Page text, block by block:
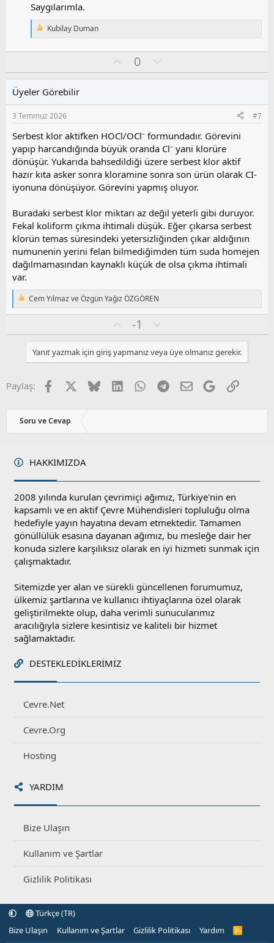
Saygılarımla.
T
p
i
l
e
Kubilay Duman
y
0
l
s
u
z
o
y
l
a
Üyeler Görebilir
3 Temmuz 2026 #7
Serbest klor aktifken HOCl/OCl⁻ formundadır. Görevini
yapıp harcandığında büyük oranda Cl⁻ yani klorüre
dönüşür. Yukarıda bahsedildiği üzere serbest klor aktif
hazır kıta asker sonra kloramine sonra son ürün olarak CI-
iyonuna dönüşüyor. Görevini yapmış oluyor.
Buradaki serbest klor miktarı az değil yeterli gibi duruyor.
Fekal koliform çıkma ihtimali düşük. Eğer çıkarsa serbest
klorün temas süresindeki yetersizliğinden çıkar aldığının
numunenin yerini felan bilmediğimden tüm suda homejen
dağılmamasından kaynaklı küçük de olsa çıkma ihtimali
var.
T
e
Cem YılmazveÖzgün Yağız ÖZGÖREN
O
y
l
a
-1
l
u
m
u
z
o
l
Yanıt yazmak için giriş yapmanız veya üye olmanız gerekir.
Paylaş: Facebook BlueskyLinkedInWhatsApp
Telegram
E-postaGoogleLink
Soru ve Cevap
HAKKIMIZDA
2008 yılında kurulan çevrimiçi ağımız, Türkiye'nin en
kapsamlı ve en aktif Çevre Mühendisleri topluluğu olma
hedefiyle yayın hayatına devam etmektedir. Tamamen
gönüllülük esasına dayanan ağımız, bu mesleğe dair her
konuda sizlere karşılıksız olarak en iyi hizmeti sunmak için
çalışmaktadır.
Sitemizde yer alan ve sürekli güncellenen forumumuz,
ülkemiz şartlarına ve kullanıcı ihtiyaçlarına özel olarak
geliştirilmekte olup, daha verimli sunucularımız
aracılığıyla sizlere kesintisiz ve kaliteli bir hizmet
sağlamaktadır.
DESTEKLEDIKLERIMIZ
Cevre.Net
Cevre.Org
Hosting
YARDIM
Bize Ulaşın
Kullanım ve Şartlar
Gizlilik Politikası
Türkçe (TR)
Bize Ulaşın
Kullanım ve Şartlar Gizlilik Politikası Yardım
R